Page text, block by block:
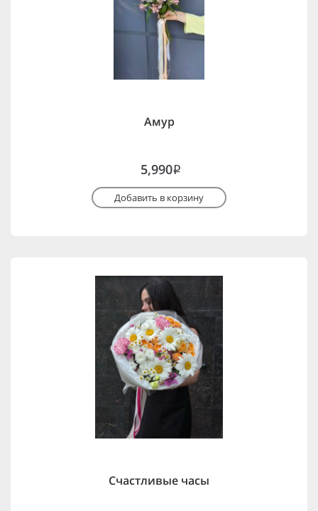
Амур
5,990i
Добавить в корзину
Счастливые часы